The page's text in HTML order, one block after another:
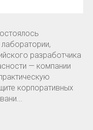
разработчика
— компании
корпоративных